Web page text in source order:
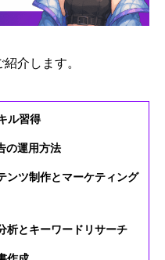
介します。
ル習得
の運用方法
ンツ制作とマーケティング
析とキーワードリサーチ